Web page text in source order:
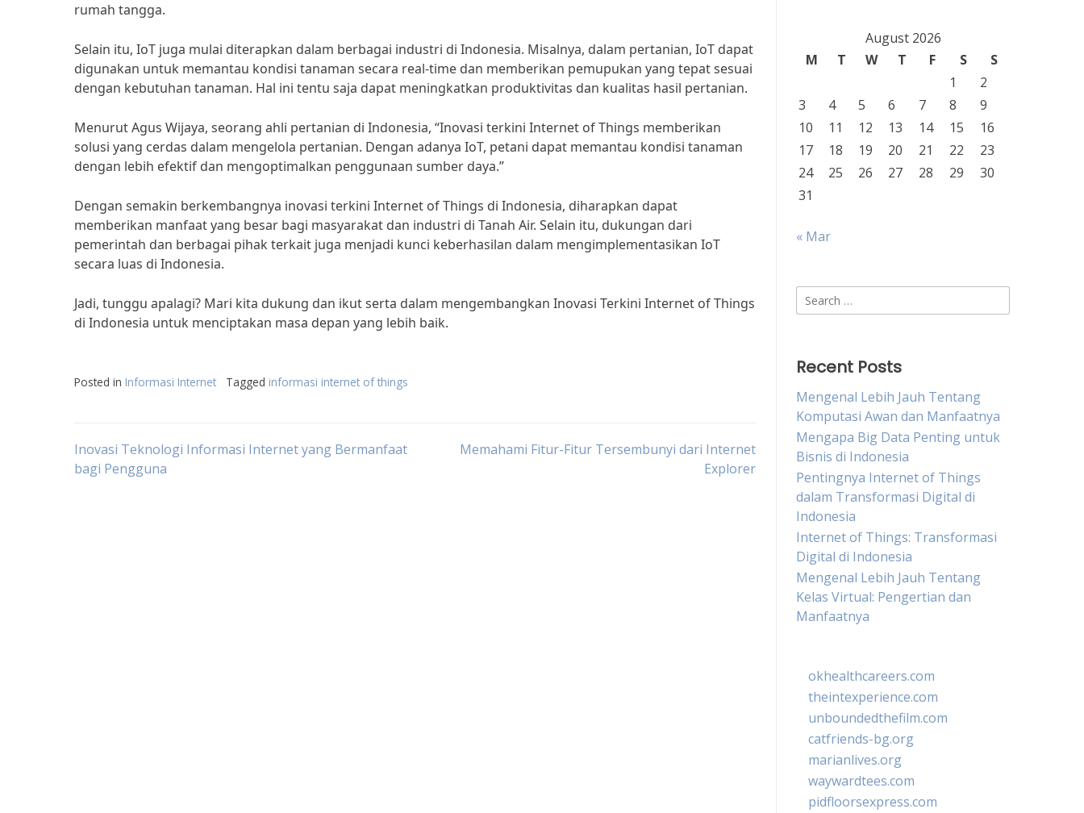
rumah tangga.
Selain itu, IoT juga mulai diterapkan dalam berbagai industri di Indonesia. Misalnya, dalam pertanian, IoT dapat
digunakan untuk memantau kondisi tanaman secara real-time dan memberikan pemupukan yang tepat sesuai
dengan kebutuhan tanaman. Hal ini tentu saja dapat meningkatkan produktivitas dan kualitas hasil pertanian.
Menurut Agus Wijaya, seorang ahli pertanian di Indonesia, “Inovasi terkini Internet of Things memberikan
solusi yang cerdas dalam mengelola pertanian. Dengan adanya IoT, petani dapat memantau kondisi tanaman
dengan lebih efektif dan mengoptimalkan penggunaan sumber daya.”
Dengan semakin berkembangnya inovasi terkini Internet of Things di Indonesia, diharapkan dapat
memberikan manfaat yang besar bagi masyarakat dan industri di Tanah Air. Selain itu, dukungan dari
pemerintah dan berbagai pihak terkait juga menjadi kunci keberhasilan dalam mengimplementasikan IoT
secara luas di Indonesia.
Jadi, tunggu apalagi? Mari kita dukung dan ikut serta dalam mengembangkan Inovasi Terkini Internet of Things
di Indonesia untuk menciptakan masa depan yang lebih baik.
Posted in Informasi Internet Tagged informasi internet of things
Post
Inovasi Teknologi Informasi Internet yang Bermanfaat
bagi Pengguna
Memahami Fitur-Fitur Tersembunyi dari Internet
Explorer
August 2026
M
T W T F S
S
1
2
3
4 5 6 7 8
9
10
11 12 13 14 15
16
17
18 19 20 21 22
23
24
25 26 27 28 29
30
31
« Mar
Search
for:
Recent Posts
Mengenal Lebih Jauh Tentang
Komputasi Awan dan Manfaatnya
Mengapa Big Data Penting untuk
Bisnis di Indonesia
Pentingnya Internet of Things
dalam Transformasi Digital di
Indonesia
Internet of Things: Transformasi
Digital di Indonesia
Mengenal Lebih Jauh Tentang
Kelas Virtual: Pengertian dan
Manfaatnya
okhealthcareers.com
theintexperience.com
unboundedthefilm.com
catfriends-bg.org
marianlives.org
waywardtees.com
pidfloorsexpress.com